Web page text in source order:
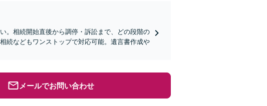
。相続開始直後から調停・訴訟まで、どの段階の
続などもワンストップで対応可能。遺言書作成や
メールでお問い合わせ